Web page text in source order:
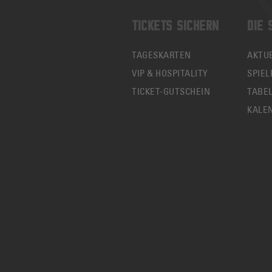
TICKETS SICHERN
TAGESKARTEN
VIP & HOSPITALITY
TICKET-GUTSCHEIN
DIE